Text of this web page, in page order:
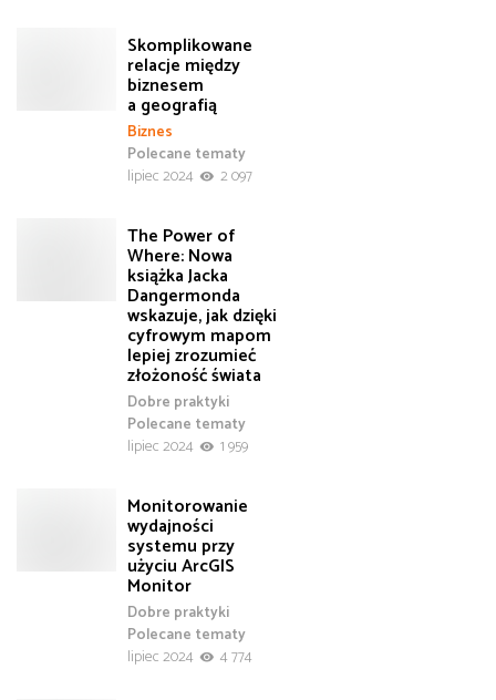
Skomplikowane
relacje między
biznesem
a geografią
Biznes
Polecane tematy
lipiec 2024
2 097
The Power of
Where: Nowa
książka Jacka
Dangermonda
wskazuje, jak dzięki
cyfrowym mapom
lepiej zrozumieć
złożoność świata
Dobre praktyki
Polecane tematy
lipiec 2024
1 959
Monitorowanie
wydajności
systemu przy
użyciu ArcGIS
Monitor
Dobre praktyki
Polecane tematy
lipiec 2024
4 774